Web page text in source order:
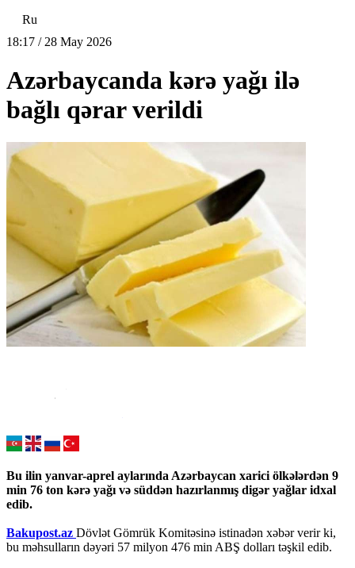
Ru
18:17 / 28 May 2026
Azərbaycanda kərə yağı ilə
bağlı qərar verildi
Bu ilin yanvar-aprel aylarında Azərbaycan xarici ölkələrdən 9
min 76 ton kərə yağı və süddən hazırlanmış digər yağlar idxal
edib.
Bakupost.az Dövlət Gömrük Komitəsinə istinadən xəbər verir ki,
bu məhsulların dəyəri 57 milyon 476 min ABŞ dolları təşkil edib.